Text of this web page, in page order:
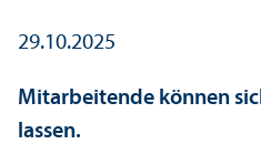
29.10.2025
Mitarbeitende können
lassen.